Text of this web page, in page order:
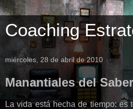
Coaching
miércoles, 28 de abril de 2010
Manantiales del Saber
La vida está hecha de tiempo: es